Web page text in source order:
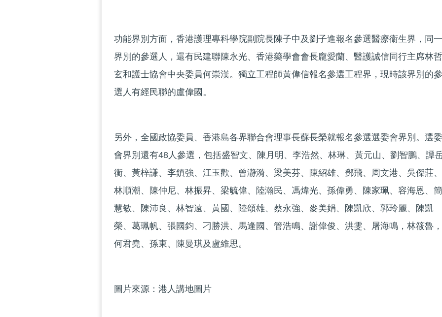
功能界別方面，香港護理專科學院副院長陳子中及劉子進報名參選醫療衞生界，同一
界別的參選人，還有民建聯陳永光、香港藥學會會長龐愛蘭、醫護誠信同行主席林哲
玄和護士協會中央委員何崇漢。獨立工程師黃偉信報名參選工程界，現時該界別的參
選人有經民聯的盧偉國。
另外，全國政協委員、香港島各界聯合會理事長蘇長榮就報名參選選委會界別。選委
會界別還有48人參選，包括盛智文、陳月明、李浩然、林琳、黃元山、劉智鵬、譚
衡、黃梓謙、李鎮強、江玉歡、曾瀞漪、梁美芬、陳紹雄、鄧飛、周文港、吳傑莊、
林順潮、陳仲尼、林振昇、梁毓偉、陸瀚民、馮煒光、孫偉勇、陳家珮、容海恩、簡
慧敏、陳沛良、林智遠、黃國、陸頌雄、蔡永強、麥美娟、陳凱欣、郭玲麗、陳凱
榮、葛珮帆、張國鈞、刁勝洪、馬逢國、管浩鳴、謝偉俊、洪雯、屠海鳴，林筱魯，
何君堯、孫東、陳曼琪及盧維思。
圖片來源：港人講地圖片